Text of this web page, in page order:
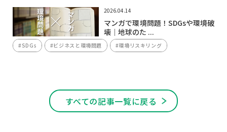
2026.04.14
マンガで環境問題！SDGsや環境破
壊｜地球のた ...
#SDGs #ビジネスと環境問題 #環境リスキリング
すべての記事一覧に戻る